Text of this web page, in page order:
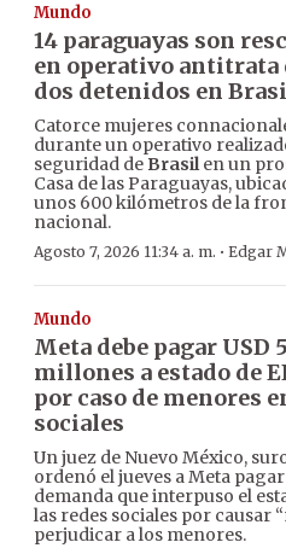
Mundo
14 paraguayas son
en operativo antitrata
dos detenidos en
Catorce mujeres
durante un operativo
seguridad de Brasilen un
Casa de las Paraguayas,
unos 600 kilómetros de la
nacional.
Agosto 7, 2026 11:34 a. m. · Edgar
Mundo
Meta debe pagar USD
millones a estado de
por caso de menores
sociales
Un juez de Nuevo México,
ordenó el jueves a Meta
demanda que interpuso el
las redes sociales por causar
perjudicar a los menores.